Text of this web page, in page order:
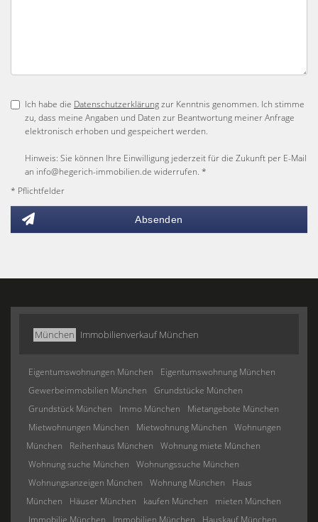
Ich habe die Datenschutzerklärungzur Kenntnis genommen. Ich stimme
zu, dass meine Angaben und Daten zur Beantwortung meiner Anfrage
elektronisch erhoben und gespeichert werden.
Hinweis: Sie können Ihre Einwilligung jederzeit für die Zukunft per E-Mail
an info@hegerich-immobilien.de widerrufen. *
* Pflichtfelder
Absenden
München Immobilienverkauf München
Eigentumswohnungen München
Eigentumswohnung München
Gewerbeimmobilien München
Grundstücke München
Grundstück München
Immo München
Mietangebote München
Mietwohnungen München
Mietwohnung München
Wohnungen
München
Reihenhaus München
Wohnung miete München
Wohnung suche München
Wohnungssuche München
Wohnungsanzeigen München
Wohnung München
Haus
München
Häuser München kaufen München
mieten München
Immobilie München
Immobilien München
Hauskauf München